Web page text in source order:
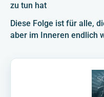
zu tun hat
Diese Folge ist für alle,
aber im Inneren endlich